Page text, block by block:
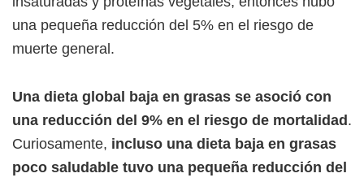
una pequeña reducción del 5% en el riesgo de
muerte general.
Una dieta global baja en grasas se asoció con
una reducción del 9% en el riesgo de mortalidad .
Curiosamente, incluso una dieta baja en grasas
poco saludable tuvo una pequeña reducción del